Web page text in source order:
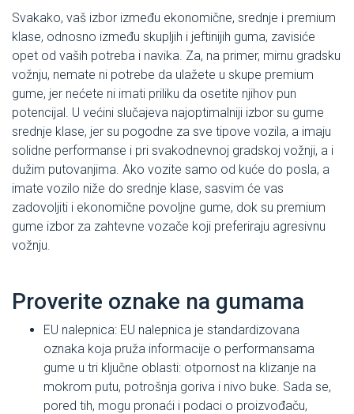
Svakako, vaš izbor između ekonomične, srednje i premium
klase, odnosno između skupljih i jeftinijih guma, zavisiće
opet od vaših potreba i navika. Za, na primer, mirnu gradsku
vožnju, nemate ni potrebe da ulažete u skupe premium
gume, jer nećete ni imati priliku da osetite njihov pun
potencijal. U većini slučajeva najoptimalniji izbor su gume
srednje klase, jer su pogodne za sve tipove vozila, a imaju
solidne performanse i pri svakodnevnoj gradskoj vožnji, a i
dužim putovanjima. Ako vozite samo od kuće do posla, a
imate vozilo niže do srednje klase, sasvim će vas
zadovoljiti i ekonomične povoljne gume, dok su premium
gume izbor za zahtevne vozače koji preferiraju agresivnu
vožnju.
Proverite oznake na gumama
EU nalepnica: EU nalepnica je standardizovana
oznaka koja pruža informacije o performansama
gume u tri ključne oblasti: otpornost na klizanje na
mokrom putu, potrošnja goriva i nivo buke. Sada se,
pored tih, mogu pronaći i podaci o proizvođaču,